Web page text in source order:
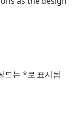
드는 *로 표시됩